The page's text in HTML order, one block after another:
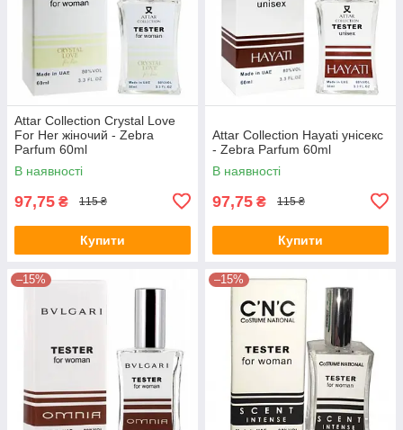
Attar Collection Crystal Love
For Her жіночий - Zebra
Parfum 60ml
В наявності
97,75 ₴ 115 ₴
Купити
Attar Collection Hayati унісекс
- Zebra Parfum 60ml
В наявності
97,75 ₴ 115 ₴
Купити
–15% –15%